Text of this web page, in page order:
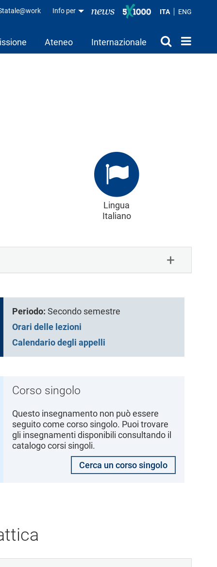
ITA ENG
Info per
Ateneo Internazionale
Lingua
Italiano
Periodo: Secondo semestre
Orari delle lezioni
Calendario degli appelli
Corso singolo
Questo insegnamento non può essere
seguito come corso singolo. Puoi trovare
gli insegnamenti disponibili consultando il
catalogo corsi singoli.
Cerca un corso singolo